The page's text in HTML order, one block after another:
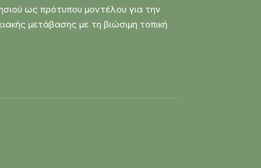
ως πρότυπου μοντέλου για την
μετάβασης με τη βιώσιμη τοπική